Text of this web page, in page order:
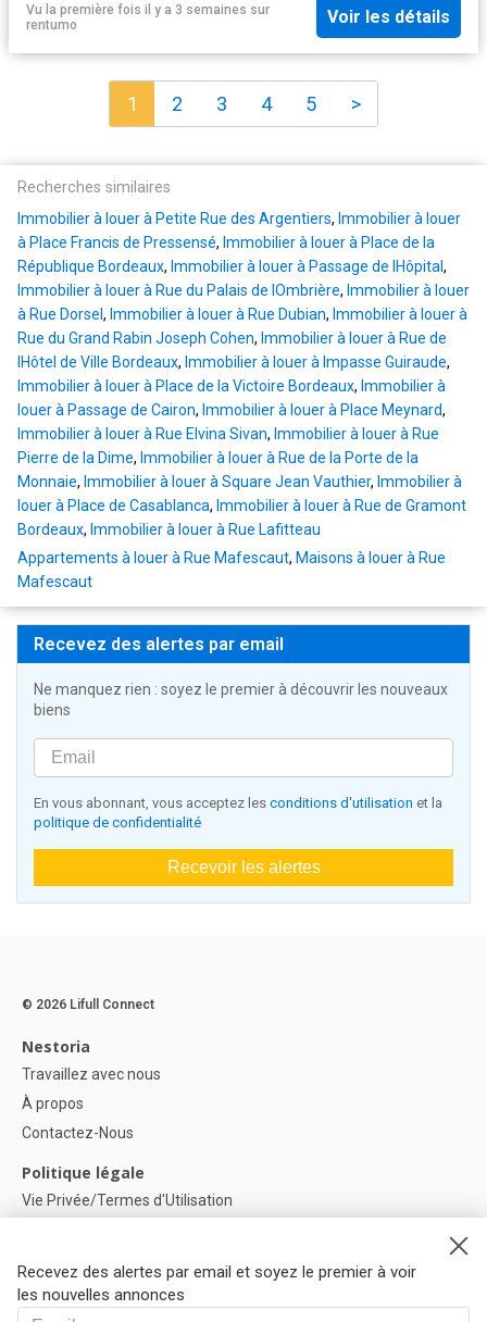
Vu la première fois il y a 3 semaines sur
rentumo
Voir les détails
1 2 3 4 5 >
Recherches similaires
Immobilier à louer à Petite Rue des Argentiers, Immobilier à louer
à Place Francis de Pressensé, Immobilier à louer à Place de la
République Bordeaux, Immobilier à louer à Passage de lHôpital,
Immobilier à louer à Rue du Palais de lOmbrière, Immobilier à louer
à Rue Dorsel , Immobilier à louer à Rue Dubian, Immobilier à louer à
Rue du Grand Rabin Joseph Cohen, Immobilier à louer à Rue de
lHôtel de Ville Bordeaux, Immobilier à louer à Impasse Guiraude,
Immobilier à louer à Place de la Victoire Bordeaux, Immobilier à
louer à Passage de Cairon, Immobilier à louer à Place Meynard,
Immobilier à louer à Rue Elvina Sivan, Immobilier à louer à Rue
Pierre de la Dime, Immobilier à louer à Rue de la Porte de la
Monnaie, Immobilier à louer à Square Jean Vauthier, Immobilier à
louer à Place de Casablanca, Immobilier à louer à Rue de Gramont
Bordeaux, Immobilier à louer à Rue Lafitteau
Appartements à louer à Rue Mafescaut, Maisons à louer à Rue
Mafescaut
Recevez des alertes par email
Ne manquez rien : soyez le premier à découvrir les nouveaux
biens
En vous abonnant, vous acceptez les conditions d'utilisation et la
politique de confidentialité
Recevoir les alertes
Recevez des alertes par email et soyez le premier à voir
les nouvelles annonces
© 2026 Lifull Connect
Nestoria
Travaillez avec nous
À propos
Contactez-Nous
Politique légale
Vie Privée/Termes d'Utilisation
Paramètres des cookies